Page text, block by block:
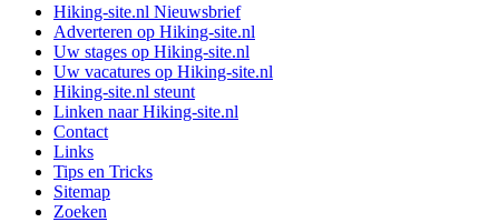
Hiking-site.nl Nieuwsbrief
Adverteren op Hiking-site.nl
Uw stages op Hiking-site.nl
Uw vacatures op Hiking-site.nl
Hiking-site.nl steunt
Linken naar Hiking-site.nl
Contact
Links
Tips en Tricks
Sitemap
Zoeken